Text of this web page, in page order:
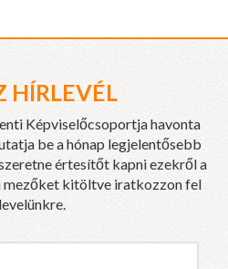
HÍRLEVÉL
Képviselőcsoportja havonta
be a hónap legjelentősebb
értesítőt kapni ezekről a
mezőket kitöltve iratkozzon fel